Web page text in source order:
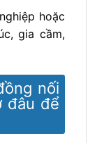
hoặc
gia cầm,
nối
đâu để